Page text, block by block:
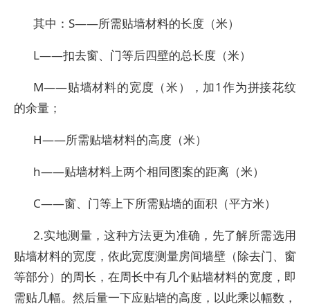
其中：S——所需贴墙材料的长度（米）
L——扣去窗、门等后四壁的总长度（米）
M——贴墙材料的宽度（米），加1作为拼接花纹
的余量；
H——所需贴墙材料的高度（米）
h——贴墙材料上两个相同图案的距离（米）
C——窗、门等上下所需贴墙的面积（平方米）
2.实地测量，这种方法更为准确，先了解所需选用
贴墙材料的宽度，依此宽度测量房间墙壁（除去门、窗
等部分）的周长，在周长中有几个贴墙材料的宽度，即
需贴几幅。然后量一下应贴墙的高度，以此乘以幅数，